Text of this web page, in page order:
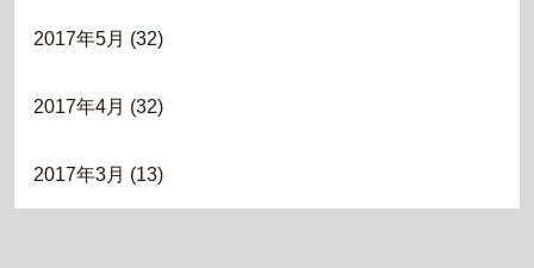
2017年5月 (32)
2017年4月 (32)
2017年3月 (13)